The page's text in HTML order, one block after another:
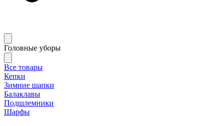
Головные уборы
Все товары
Кепки
Зимние шапки
Балаклавы
Подшлемники
Шарфы